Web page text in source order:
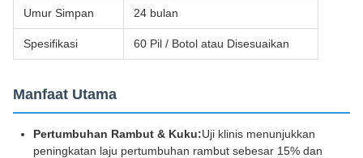
Umur Simpan 24 bulan
Spesifikasi 60 Pil / Botol atau Disesuaikan
Manfaat Utama
Pertumbuhan Rambut & Kuku:Uji klinis menunjukkan
peningkatan laju pertumbuhan rambut sebesar 15% dan